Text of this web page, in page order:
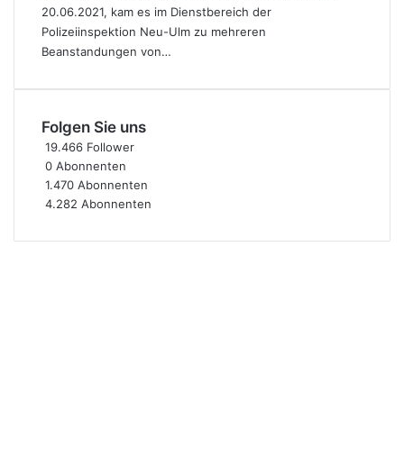
20.06.2021, kam es im Dienstbereich der
Polizeiinspektion Neu-Ulm zu mehreren
Beanstandungen von…
Folgen Sie uns
19.466 Follower
0 Abonnenten
1.470 Abonnenten
4.282 Abonnenten